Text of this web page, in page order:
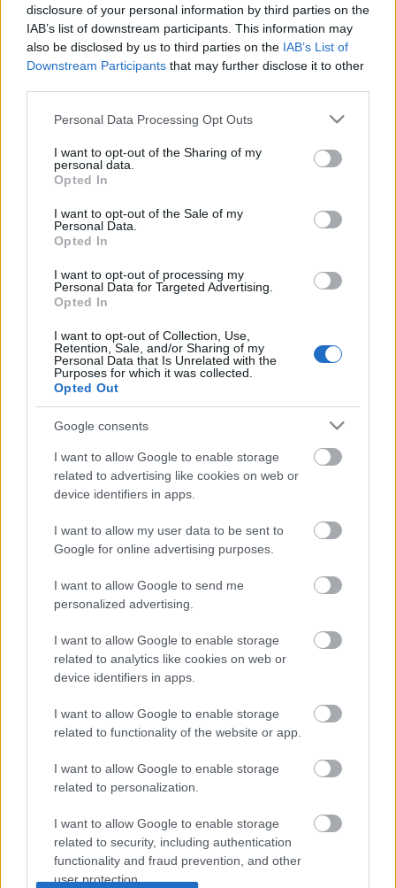
disclosure of your personal information by third parties on the
IAB’s list of downstream participants. This information may
also be disclosed by us to third parties on the IAB’s List of
Downstream Participants that may further disclose it to other
Please note that this website/app uses one or more Google
not limited to your visit or usage behaviour. You may click to
grant or deny consent to Google and its third-party tags to
use your data for below specified purposes in below Google
consent section.
Personal Data Processing Opt Outs
I want to opt-out of the Sharing of my
personal data.
Opted In
I want to opt-out of the Sale of my
Personal Data.
Opted In
I want to opt-out of processing my
Personal Data for Targeted Advertising.
Opted In
I want to opt-out of Collection, Use,
Retention, Sale, and/or Sharing of my
Personal Data that Is Unrelated with the
Purposes for which it was collected.
Opted Out
Google consents
I want to allow Google to enable storage
related to advertising like cookies on web or
device identifiers in apps.
I want to allow my user data to be sent to
Google for online advertising purposes.
I want to allow Google to send me
personalized advertising.
I want to allow Google to enable storage
related to analytics like cookies on web or
device identifiers in apps.
I want to allow Google to enable storage
related to functionality of the website or app.
I want to allow Google to enable storage
related to personalization.
I want to allow Google to enable storage
related to security, including authentication
functionality and fraud prevention, and other
user protection.
Országos hírek oktatás továbbképzés
Kecskeméten is szakirányú
továbbképzésekkel erősít a Gál Ferenc
Országos hírek
A lakosságra is fontos szerep hárul a szúnyoginvázió
elkerülésében
Folytatódik a szúnyogírtás szerte az országban. Az ázsiai
tigrisszúnyog a vízhiány ellenére is talál szaporodási helyet a
vödrökben, gyermekjátékokban.
Országos hírek
felhasználta az emberiség a Föld egész
évre elegendő erőforrásait
HIRDETÉS
Indul a diákok pénzügyi ismereteit
erősítő Pénz7 programsorozat
gyorsabb és biztonságosabb lett a vasút
Több mint 40 helyszínen dolgozik
fennakadás nélkül a Híd-csoport